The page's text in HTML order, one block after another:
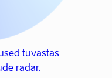
tuvastas
radar.